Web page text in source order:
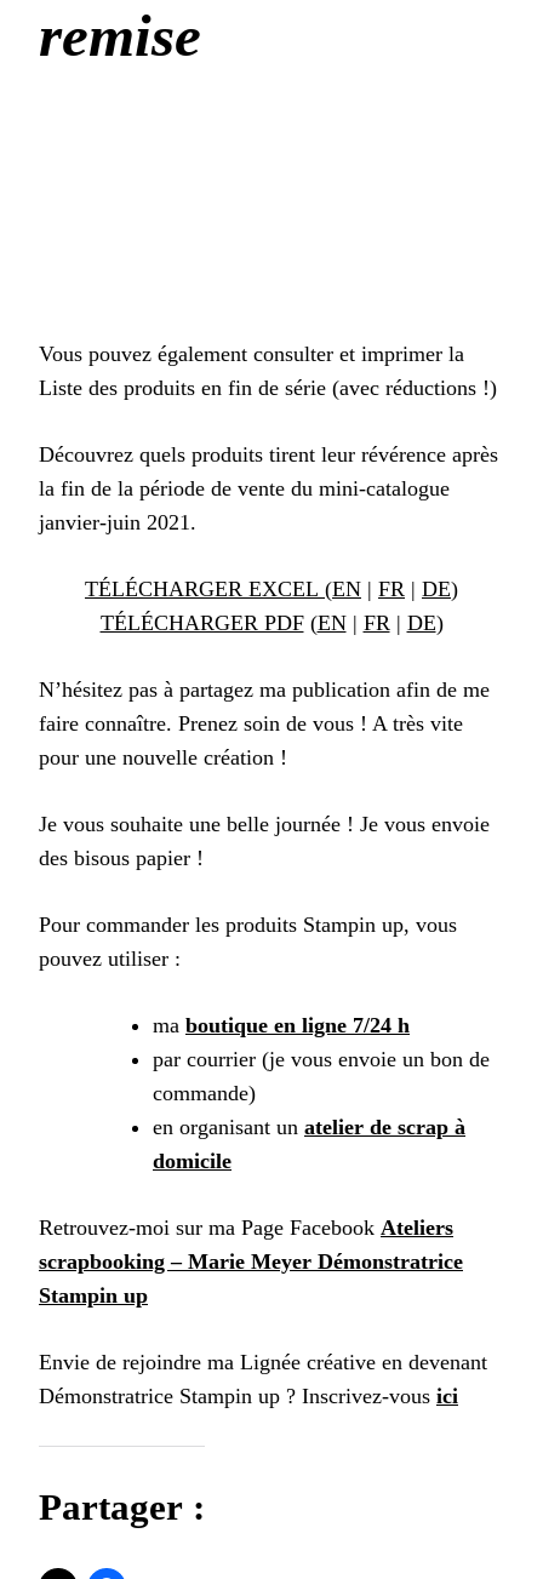
remise
Vous pouvez également consulter et imprimer la
Liste des produits en fin de série (avec réductions !)
Découvrez quels produits tirent leur révérence après
la fin de la période de vente du mini-catalogue
janvier-juin 2021.
TÉLÉCHARGER EXCEL (EN | FR | DE)
TÉLÉCHARGER PDF(EN| FR | DE)
N’hésitez pas à partagez ma publication afin de me
faire connaître. Prenez soin de vous ! A très vite
pour une nouvelle création !
Je vous souhaite une belle journée ! Je vous envoie
des bisous papier !
Pour commander les produits Stampin up, vous
pouvez utiliser :
ma boutique en ligne 7/24 h
par courrier (je vous envoie un bon de
commande)
en organisant un atelier de scrap à
domicile
Retrouvez-moi sur ma Page Facebook Ateliers
scrapbooking – Marie Meyer Démonstratrice
Stampin up
Envie de rejoindre ma Lignée créative en devenant
Démonstratrice Stampin up ? Inscrivez-vous ici
Partager :